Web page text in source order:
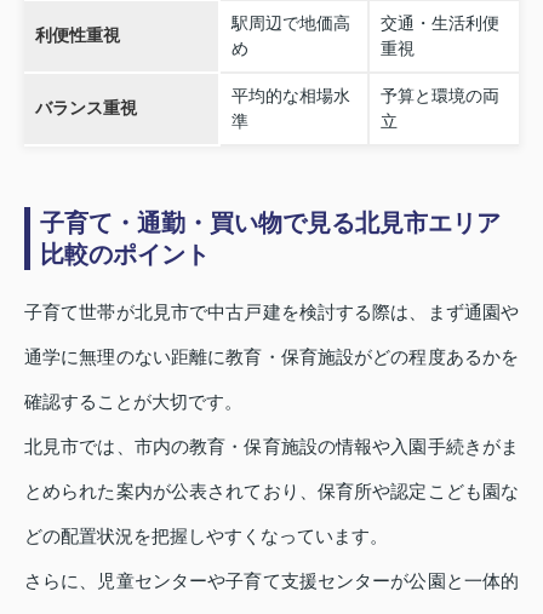
利便性重視
駅周辺で地価高
め
交通・生活利便
重視
バランス重視
平均的な相場水
準
予算と環境の両
立
子育て・通勤・買い物で見る北見市エリア
比較のポイント
子育て世帯が北見市で中古戸建を検討する際は、まず通園や
通学に無理のない距離に教育・保育施設がどの程度あるかを
確認することが大切です。
北見市では、市内の教育・保育施設の情報や入園手続きがま
とめられた案内が公表されており、保育所や認定こども園な
どの配置状況を把握しやすくなっています。
さらに、児童センターや子育て支援センターが公園と一体的